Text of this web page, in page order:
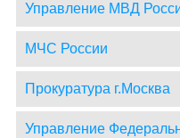
Управление МВД
МЧС России
Прокуратура г.Москва
Управление